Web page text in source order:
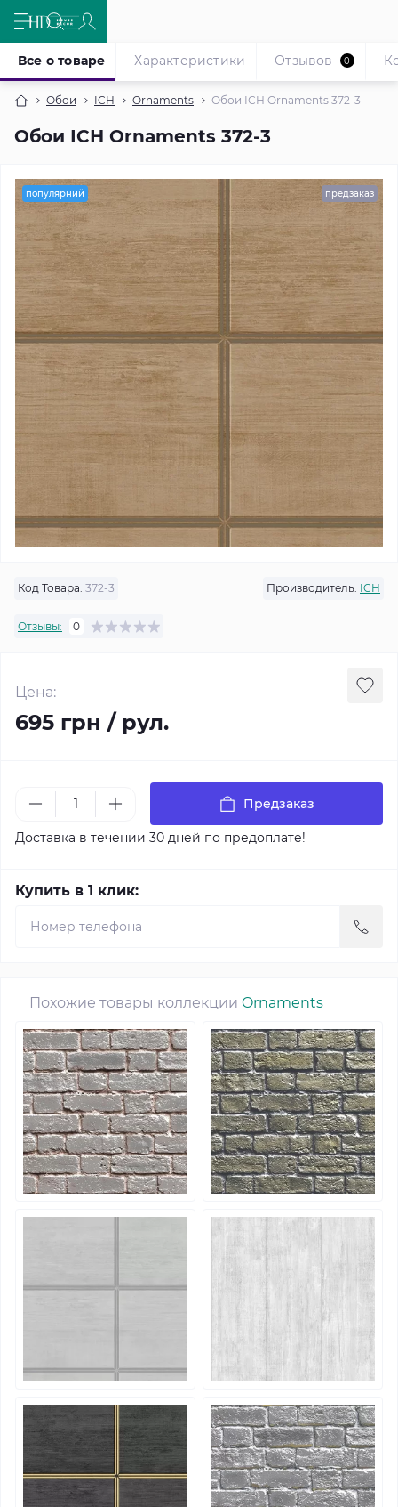
Обои ICH Ornaments Обои ІСН Ornaments 372-3
Обои ІСН Ornaments 372-3
Все о товаре Характеристики Отзывов 0
популярний предзаказ
Код Товара: 372-3 Производитель: ICH
Отзывы: 0
Цена:
695 грн / рул.
Предзаказ
Доставка в течении 30 дней по предоплате!
Купить в 1 клик:
Похожие товары коллекции Ornaments